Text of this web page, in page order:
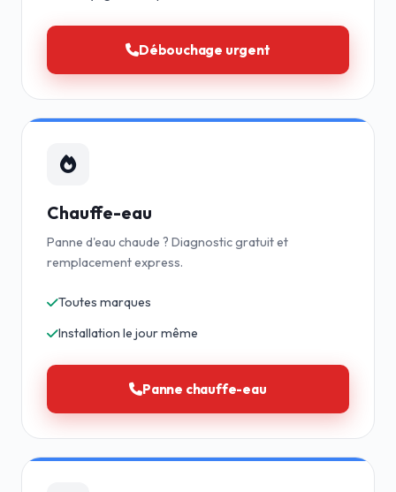
Débouchage urgent
Chauffe-eau
Panne d'eau chaude ? Diagnostic gratuit et
remplacement express.
Toutes marques
Installation le jour même
Panne chauffe-eau